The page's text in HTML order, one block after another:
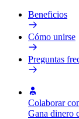
Beneficios
Cómo unirse
Preguntas
Colaborar
Gana dinero